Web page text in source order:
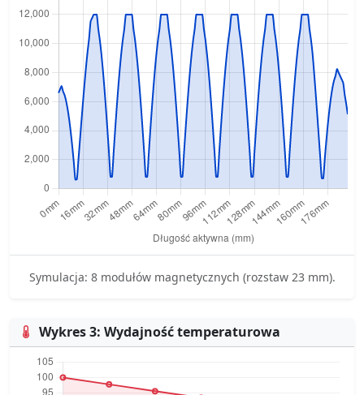
Symulacja: 8 modułów magnetycznych (rozstaw 23 mm).
Wykres 3: Wydajność temperaturowa